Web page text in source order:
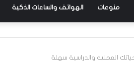
منوعات الهواتف والساعات الذكية